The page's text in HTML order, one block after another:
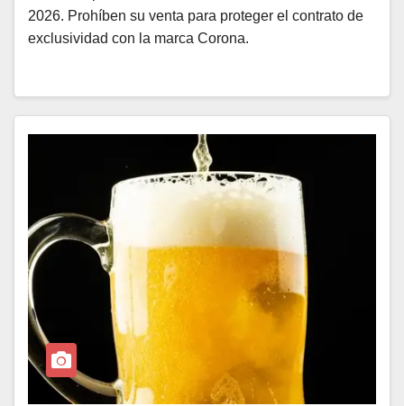
2026. Prohíben su venta para proteger el contrato de
exclusividad con la marca Corona.